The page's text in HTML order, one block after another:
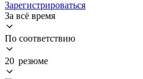
Зарегистрироваться
За всё время
По соответствию
20 резюме